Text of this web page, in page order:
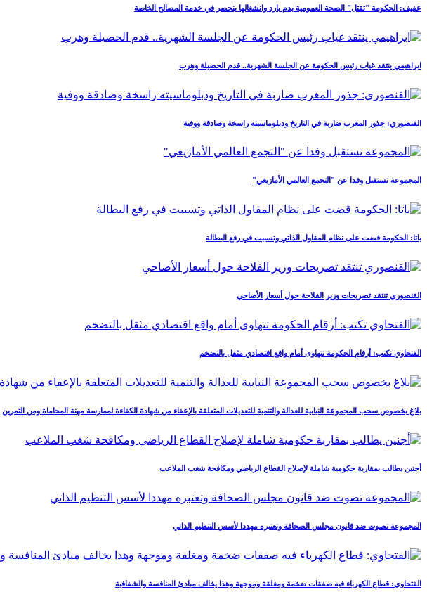
عفيف: الحكومة "تقتل" الصحة العمومية بدم بارد وانشغالها ينحصر في خدمة المصالح الخاصة
ابراهيمي ينتقد غياب رئيس الحكومة عن الجلسة الشهرية.. قدم الحصيلة وهرب
القنصوري: جذور المغرب ضاربة في التاريخ ودبلوماسيته راسخة وصادقة ووفية
المجموعة تستقبل وفدا عن "التجمع العالمي الأمازيغي"
باتا: الحكومة قضت على نظام المقاول الذاتي وتسببت في رفع البطالة
القنصوري تنتقد تصريحات وزير الفلاحة حول أسعار الأضاحي
الفتحاوي تكتب: أرقام الحكومة تتهاوى أمام واقع اقتصادي مثقل بالتضخم
بلاغ بخصوص سحب المجموعة النيابية للعدالة والتنمية للتعديلات المتعلقة بالإعفاء من شهادة الكفاءة لممارسة مهنة المحاماة ومن التمرين
أجنين يطالب بمقاربة حكومية شاملة لإصلاح القطاع الرياضي ومكافحة شغب الملاعب
المجموعة تصوت ضد قانون مجلس الصحافة وتعتبره مهددا لأسس التنظيم الذاتي
الفتحاوي: قطاع الكهرباء فيه صفقات ضخمة ومغلقة وموجهة وهذا يخالف مبادئ المنافسة والشفافية